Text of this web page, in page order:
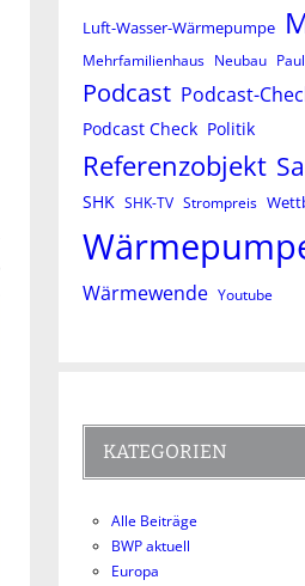
Luft-Wasser-Wärmepumpe
Mehrfamilienhaus Neubau
Podcast Podcast-
Podcast Check Politik
Referenzobjekt
SHK SHK-TV Strompreis
Wärmewende Youtube
KATEGORIEN
Alle Beiträge
BWP aktuell
Europa